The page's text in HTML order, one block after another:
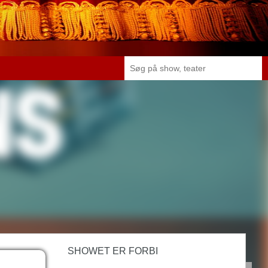
SHOWET ER FORBI